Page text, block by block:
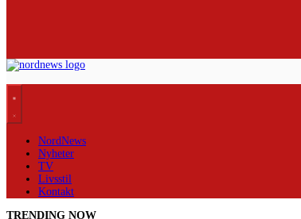
NordNews
Nyheter
TV
Livsstil
Kontakt
TRENDING NOW